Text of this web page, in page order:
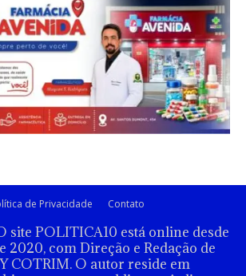
de Privacidade Contato
site POLITICA10 está online desde
2020, com Direção e Redação de
COTRIM. O autor reside em